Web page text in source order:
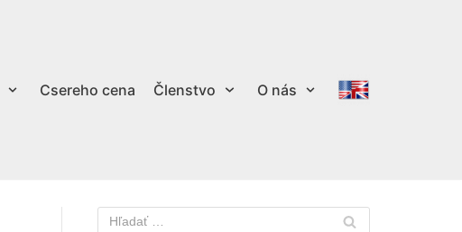
Csereho cena Členstvo O nás